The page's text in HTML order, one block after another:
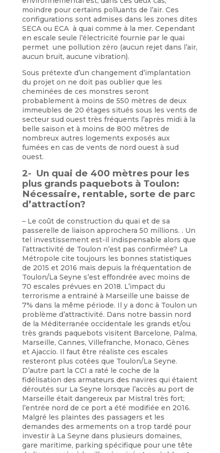
moindre pour certains polluants de l’air. Ces
configurations sont admises dans les zones dites
SECA ou ECA à quai comme à la mer. Cependant
en escale seule l’électricité fournie par le quai
permet une pollution zéro (aucun rejet dans l’air,
aucun bruit, aucune vibration).
Sous prétexte d’un changement d’implantation
du projet on ne doit pas oublier que les
cheminées de ces monstres seront
probablement à moins de 550 mètres de deux
immeubles de 20 étages situés sous les vents de
secteur sud ouest très fréquents l’après midi à la
belle saison et à moins de 800 mètres de
nombreux autres logements exposés aux
fumées en cas de vents de nord ouest à sud
ouest.
2- Un quai de 400 mètres pour les
plus grands paquebots à Toulon:
Nécessaire, rentable, sorte de parc
d’attraction?
– Le coût de construction du quai et de sa
passerelle de liaison approchera 50 millions. . Un
tel investissement est-il indispensable alors que
l’attractivité de Toulon n’est pas confirmée? La
Métropole cite toujours les bonnes statistiques
de 2015 et 2016 mais depuis la fréquentation de
Toulon/La Seyne s’est effondrée avec moins de
70 escales prévues en 2018. L’impact du
terrorisme a entrainé à Marseille une baisse de
7% dans la même période. Il y a donc à Toulon un
problème d’attractivité. Dans notre bassin nord
de la Méditerranée occidentale les grands et/ou
très grands paquebots visitent Barcelone, Palma,
Marseille, Cannes, Villefranche, Monaco, Gènes
et Ajaccio. Il faut être réaliste ces escales
resteront plus cotées que Toulon/La Seyne.
D’autre part la CCI a raté le coche de la
fidélisation des armateurs des navires qui étaient
déroutés sur La Seyne lorsque l’accès au port de
Marseille était dangereux par Mistral très fort;
l’entrée nord de ce port a été modifiée en 2016.
Malgré les plaintes des passagers et les
demandes des armements on a trop tardé pour
investir à La Seyne dans plusieurs domaines,
gare maritime, parking spécifique pour une tête